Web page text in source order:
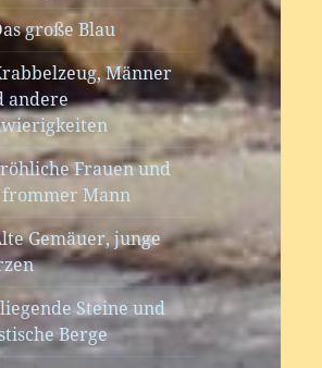
große Blau
Männer
andere
Frauen und
Mann
Gemäuer, junge
Steine und
Berge